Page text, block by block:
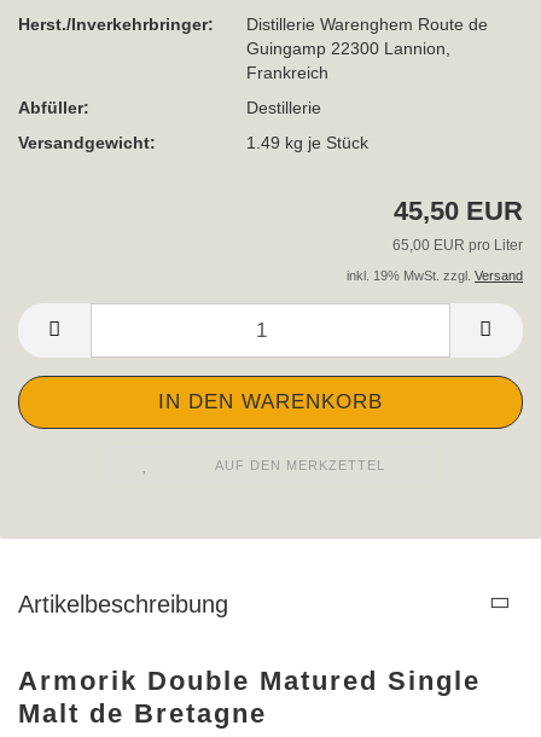
Herst./Inverkehrbringer:
Distillerie Warenghem Route de
Guingamp 22300 Lannion,
Frankreich
Abfüller:
Destillerie
Versandgewicht:
1.49 kg je Stück
45,50 EUR
65,00 EUR pro Liter
inkl. 19% MwSt. zzgl. Versand
AUF DEN MERKZETTEL
Artikelbeschreibung
Armorik Double Matured Single
Malt de Bretagne